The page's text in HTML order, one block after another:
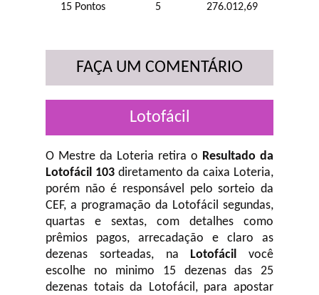
15 Pontos
5 276.012,69
FAÇA UM COMENTÁRIO
Lotofácil
O Mestre da Loteria retira o Resultado da
Lotofácil 103 diretamento da caixa Loteria,
porém não é responsável pelo sorteio da
CEF, a programação da Lotofácil segundas,
quartas e sextas, com detalhes como
prêmios pagos, arrecadação e claro as
dezenas sorteadas, na Lotofácil você
escolhe no minimo 15 dezenas das 25
dezenas totais da Lotofácil, para apostar